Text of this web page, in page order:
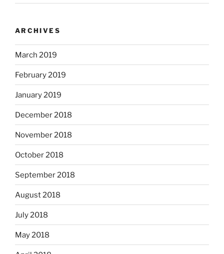
ARCHIVES
March 2019
February 2019
January 2019
December 2018
November 2018
October 2018
September 2018
August 2018
July 2018
May 2018